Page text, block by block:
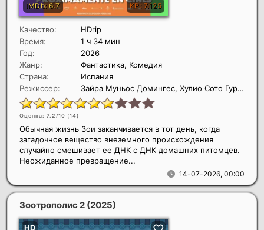
Качество:
HDrip
Время:
1 ч 34 мин
Год:
2026
Жанр:
Фантастика, Комедия
Страна:
Испания
Режиссер:
Зайра Муньос Домингес, Хулио Сото Гурпиде
Оценка: 7.2/10 (14)
14-07-2026, 00:00
Обычная жизнь Зои заканчивается в тот день, когда
загадочное вещество внеземного происхождения
случайно смешивает ее ДНК с ДНК домашних питомцев.
Неожиданное превращение...
Зоотрополис 2 (2025)